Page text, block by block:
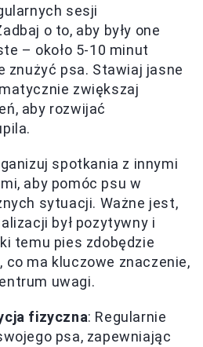
sesji
o to, aby były one
– około 5-10 minut
znużyć psa. Stawiaj jasne
zwiększaj
aby rozwijać
spotkania z innymi
aby pomóc psu w
sytuacji. Ważne jest,
był pozytywny i
temu pies zdobędzie
co ma kluczowe znaczenie,
uwagi.
fizyczna: Regularnie
psa, zapewniając